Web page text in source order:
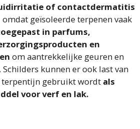
of contactdermatitis
geïsoleerde terpenen vaak
in parfums,
en
om aantrekkelijke geuren en
kunnen er ook last van
terpentijn gebruikt wordt als
voor verf en lak.